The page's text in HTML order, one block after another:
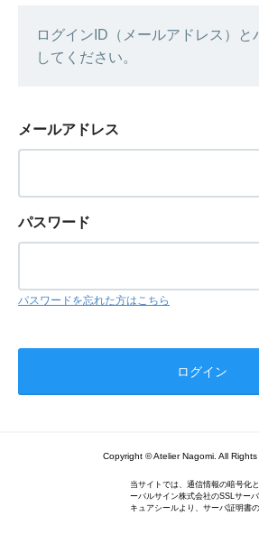
ログインID（メールアドレス）と
してください。
メールアドレス
パスワード
パスワードを忘れた方はこちら
Copyright © Atelier Nagomi. All Rights
当サイトでは、通信情報の暗号化
ーバルサイン株式会社のSSLサー
キュアシールより、サーバ証明書